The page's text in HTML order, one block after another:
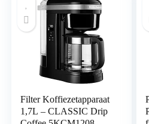
Filter Koffiezetapparaat
1,7L – CLASSIC Drip